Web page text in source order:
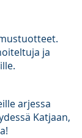
ja
.
arjessa
Katjaan,